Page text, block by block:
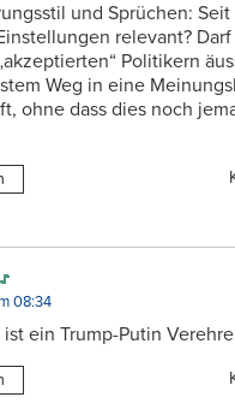
und Sprüchen:
relevant?
Politikern
Weg in eine
ohne dass dies noch
08:34
ein Trump-Putin